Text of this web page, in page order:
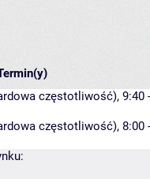
częstotliwość), 9:40
częstotliwość), 8:00